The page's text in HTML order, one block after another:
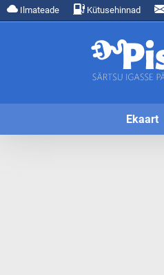
Ilmateade Kütusehinnad
Ekaart